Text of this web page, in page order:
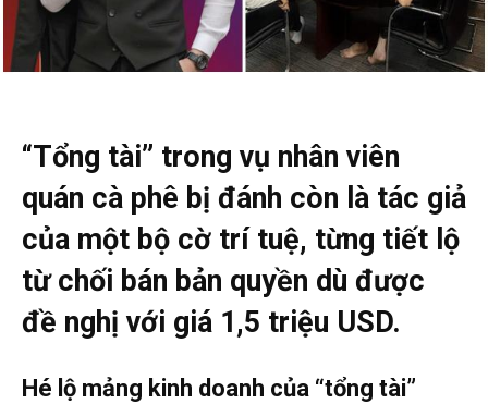
“Tổng tài” trong vụ nhân viên
quán cà phê bị đánh còn là tác giả
của một bộ cờ trí tuệ, từng tiết lộ
từ chối bán bản quyền dù được
đề nghị với giá 1,5 triệu USD.
Hé lộ mảng kinh doanh của “tổng tài”